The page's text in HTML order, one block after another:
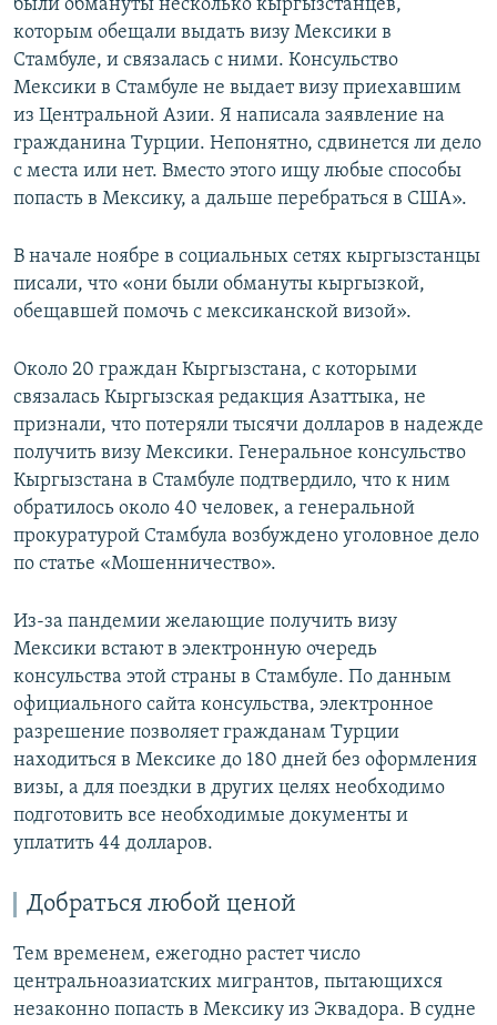
были обмануты несколько кыргызстанцев,
которым обещали выдать визу Мексики в
Стамбуле, и связалась с ними. Консульство
Мексики в Стамбуле не выдает визу приехавшим
из Центральной Азии. Я написала заявление на
гражданина Турции. Непонятно, сдвинется ли дело
с места или нет. Вместо этого ищу любые способы
попасть в Мексику, а дальше перебраться в США».
В начале ноябре в социальных сетях кыргызстанцы
писали, что «они были обмануты кыргызкой,
обещавшей помочь с мексиканской визой».
Около 20 граждан Кыргызстана, с которыми
связалась Кыргызская редакция Азаттыка, не
признали, что потеряли тысячи долларов в надежде
получить визу Мексики. Генеральное консульство
Кыргызстана в Стамбуле подтвердило, что к ним
обратилось около 40 человек, а генеральной
прокуратурой Стамбула возбуждено уголовное дело
по статье «Мошенничество».
Из-за пандемии желающие получить визу
Мексики встают в электронную очередь
консульства этой страны в Стамбуле. По данным
официального сайта консульства, электронное
разрешение позволяет гражданам Турции
находиться в Мексике до 180 дней без оформления
визы, а для поездки в других целях необходимо
подготовить все необходимые документы и
уплатить 44 долларов.
Добраться любой ценой
Тем временем, ежегодно растет число
центральноазиатских мигрантов, пытающихся
незаконно попасть в Мексику из Эквадора. В судне